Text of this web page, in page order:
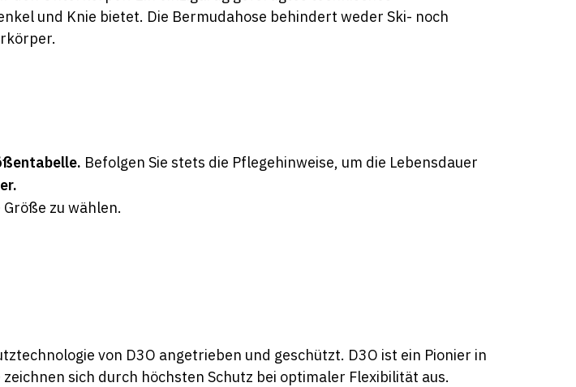
und Knie bietet. Die Bermudahose behindert weder Ski- noch
. Befolgen Sie stets die Pflegehinweise, um die Lebensdauer
.
zu wählen.
von D3O angetrieben und geschützt. D3O ist ein Pionier in
sich durch höchsten Schutz bei optimaler Flexibilität aus.